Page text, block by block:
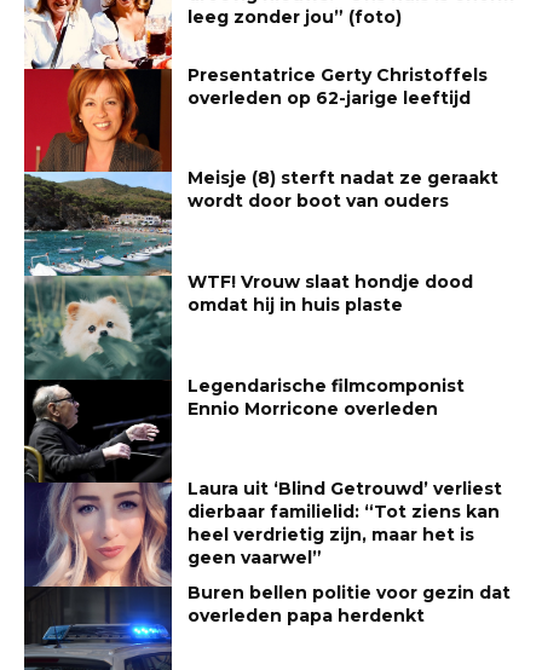
leeg zonder jou” (foto)
Presentatrice Gerty Christoffels
overleden op 62-jarige leeftijd
Meisje (8) sterft nadat ze geraakt
wordt door boot van ouders
WTF! Vrouw slaat hondje dood
omdat hij in huis plaste
Legendarische filmcomponist
Ennio Morricone overleden
Laura uit ‘Blind Getrouwd’ verliest
dierbaar familielid: “Tot ziens kan
heel verdrietig zijn, maar het is
geen vaarwel”
Buren bellen politie voor gezin dat
overleden papa herdenkt